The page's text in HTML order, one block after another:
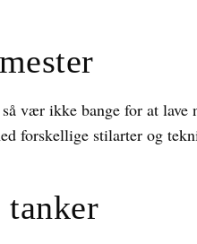
vær ikke bange for at
forskellige stilarter og